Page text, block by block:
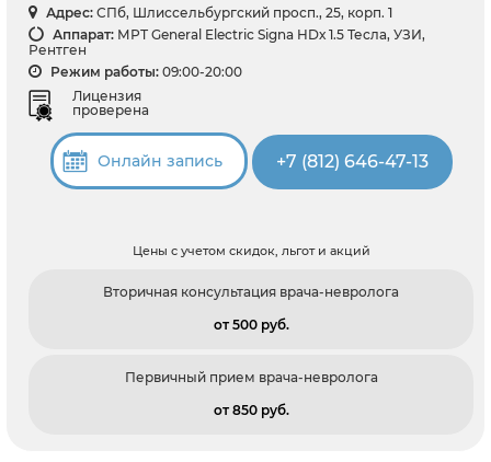
Адрес: СПб, Шлиссельбургский просп., 25, корп. 1
Аппарат: МРТ General Electric Signa HDх 1.5 Тесла, УЗИ,
Рентген
Режим работы: 09:00-20:00
Лицензия
проверена
Онлайн запись +7 (812) 646-47-13
Цены с учетом скидок, льгот и акций
Вторичная консультация врача-невролога
от 500 pуб.
Первичный прием врача-невролога
от 850 pуб.